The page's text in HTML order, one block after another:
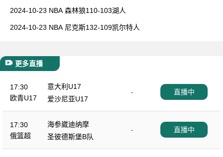
2024-10-23 NBA 森林狼110-103湖人
2024-10-23 NBA 尼克斯132-109凯尔特人
更多直播
17:30
欧青U17
意大利U17
-
爱沙尼亚U17
直播中
17:30
俄篮超
海参崴迪纳摩
-
圣彼德斯堡B队
直播中